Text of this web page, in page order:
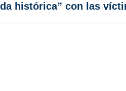
histórica” con las